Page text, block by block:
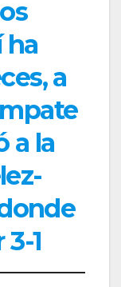
ha
a
a la
1